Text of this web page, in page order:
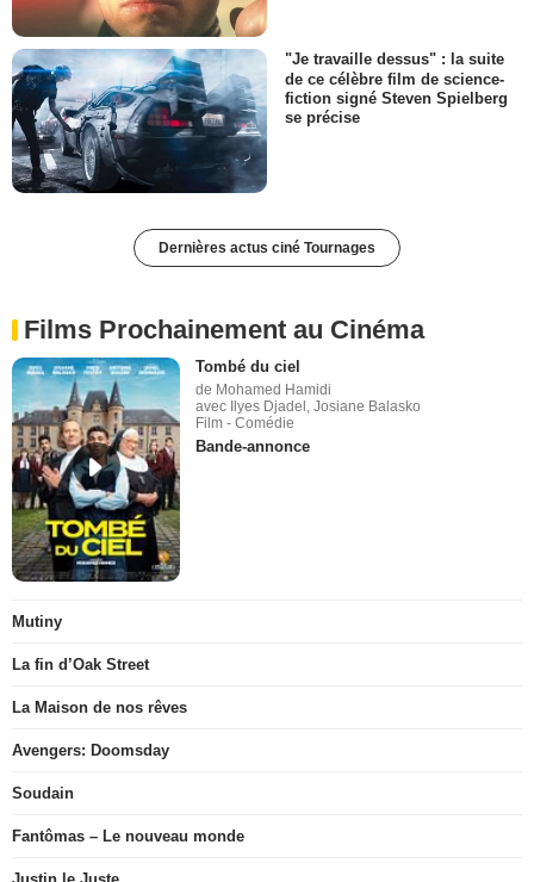
"Je travaille dessus" : la suite
de ce célèbre film de science-
fiction signé Steven Spielberg
se précise
Dernières actus ciné Tournages
Films Prochainement au Cinéma
Tombé du ciel
de Mohamed Hamidi
avec Ilyes Djadel, Josiane Balasko
Film - Comédie
Bande-annonce
Mutiny
La fin d’Oak Street
La Maison de nos rêves
Avengers: Doomsday
Soudain
Fantômas – Le nouveau monde